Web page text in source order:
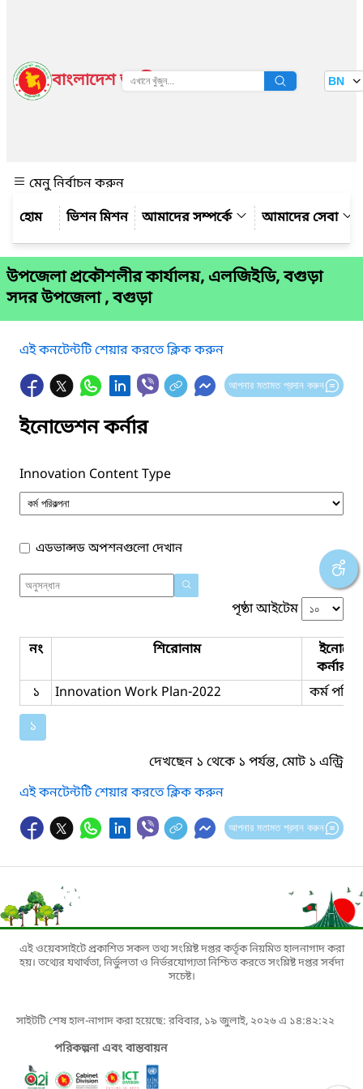
বাংলাদেশ জাতীয় তথ্য বাতায়ন BN
মেনু নির্বাচন করুন
ভিশন মিশন
আমাদের সম্পর্কে আমাদের সেবা
উপজেলা প্রকৌশলীর কার্যালয়, এলজিইডি, বগুড়া
সদর উপজেলা , বগুড়া
এই কনটেন্টটি শেয়ার করতে ক্লিক করুন
আপনার মতামত প্রদান করুন
ইনোভেশন কর্নার
Innovation Content Type
এডভান্সড অপশনগুলো দেখান
পৃষ্ঠা আইটেম
নং শিরোনাম
কর্নার
১
Innovation Work Plan-2022
কর্ম
১
দেখছেন ১ থেকে ১ পর্যন্ত, মোট ১ এন্ট্রি
এই কনটেন্টটি শেয়ার করতে ক্লিক করুন
আপনার মতামত প্রদান করুন
এই ওয়েবসাইটে প্রকাশিত সকল তথ্য সংশ্লিষ্ট দপ্তর কর্তৃক নিয়মিত হালনাগাদ করা
হয়। তথ্যের যথার্থতা, নির্ভুলতা ও নির্ভরযোগ্যতা নিশ্চিত করতে সংশ্লিষ্ট দপ্তর সর্বদা
সচেষ্ট।
সাইটটি শেষ হাল-নাগাদ করা হয়েছে: রবিবার, ১৯ জুলাই, ২০২৬ এ ১৪:৪২:২২
পরিকল্পনা এবং বাস্তবায়ন